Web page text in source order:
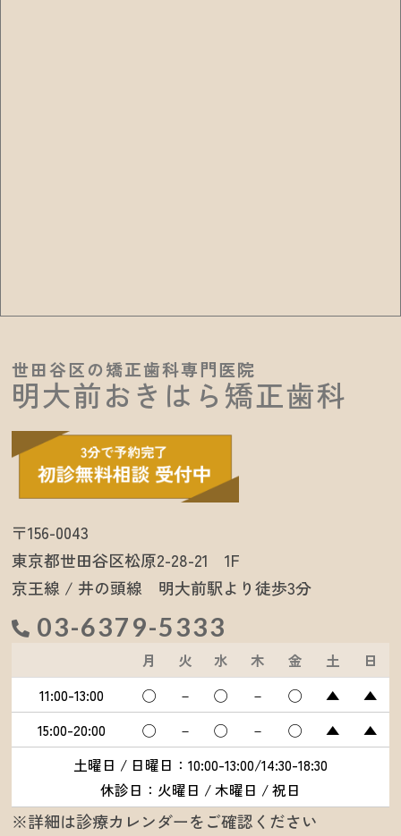
世田谷区の矯正歯科専門医院
明大前おきはら矯正歯科
〒156-0043
東京都世田谷区松原2-28-21 1F
京王線 / 井の頭線 明大前駅より徒歩3分
03-6379-5333
月 火 水 木 金 土
日
11:00-13:00
◯ － ◯ － ◯ ▲
▲
15:00-20:00
◯ － ◯ － ◯ ▲
▲
土曜日 / 日曜日：10:00-13:00/14:30-18:30
休診日：火曜日 / 木曜日 / 祝日
※詳細は診療カレンダーをご確認ください